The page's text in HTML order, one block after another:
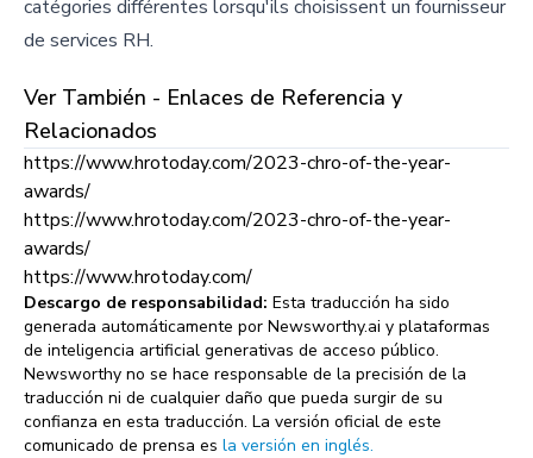
catégories différentes lorsqu'ils choisissent un fournisseur
de services RH.
Ver También - Enlaces de Referencia y
Relacionados
https://www.hrotoday.com/2023-chro-of-the-year-
awards/
https://www.hrotoday.com/2023-chro-of-the-year-
awards/
https://www.hrotoday.com/
Descargo de responsabilidad: Esta traducción ha sido
generada automáticamente por Newsworthy.ai y plataformas
de inteligencia artificial generativas de acceso público.
Newsworthy no se hace responsable de la precisión de la
traducción ni de cualquier daño que pueda surgir de su
confianza en esta traducción. La versión oficial de este
comunicado de prensa es la versión en inglés.